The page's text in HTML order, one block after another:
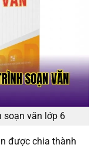
soạn văn lớp 6
được chia thành